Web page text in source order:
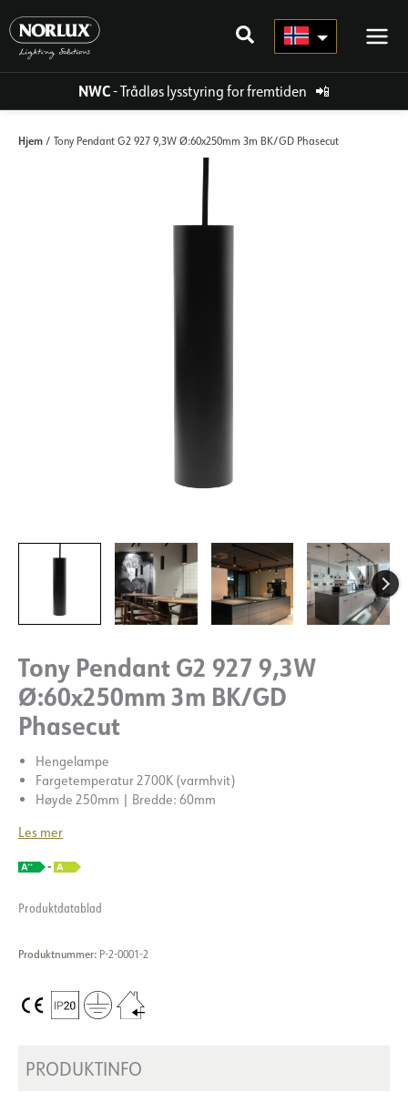
rett
innholdet
NWC- Trådløs lysstyring for fremtiden 📲
Hjem / Tony Pendant G2 927 9,3W Ø:60x250mm 3m BK/GD Phasecut
Tony Pendant G2 927 9,3W
Ø:60x250mm 3m BK/GD
Phasecut
Hengelampe
Fargetemperatur 2700K (varmhvit)
Høyde 250mm | Bredde: 60mm
Les mer
Produktdatablad
Produktnummer: P-2-0001-2
PRODUKTINFO